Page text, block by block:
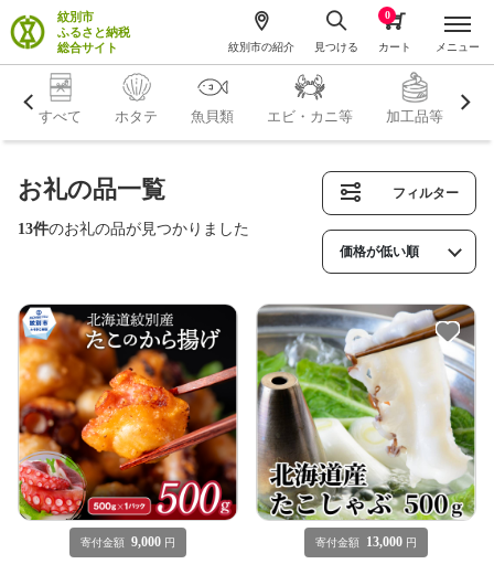
紋別市
ふるさと納税
総合サイト
紋別市の紹介 見つける カート
0
メニュー
すべて ホタテ 魚貝類 エビ・カニ等 加工品等
お礼の品一覧
13件のお礼の品が見つかりました
フィルター
寄付金額 9,000 円 寄付金額 13,000 円